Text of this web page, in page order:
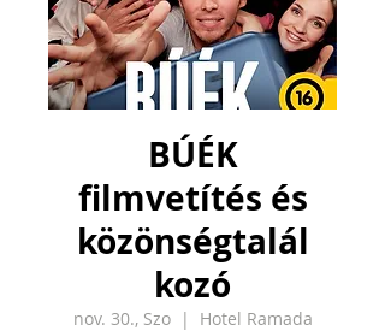
BÚÉK
filmvetítés és
közönségtalál
kozó
nov. 30., Szo
  |
Hotel Ramada